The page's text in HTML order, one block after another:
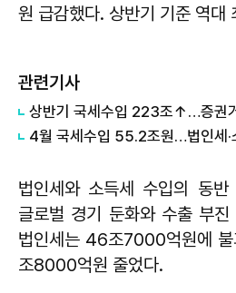
원 급감했다. 상반기 기준 역대
관련기사
상반기 국세수입 223조↑…증권
법인세와 소득세 수입의 동반
글로벌 경기 둔화와 수출 부
법인세는 46조7000억원에
조8000억원 줄었다.